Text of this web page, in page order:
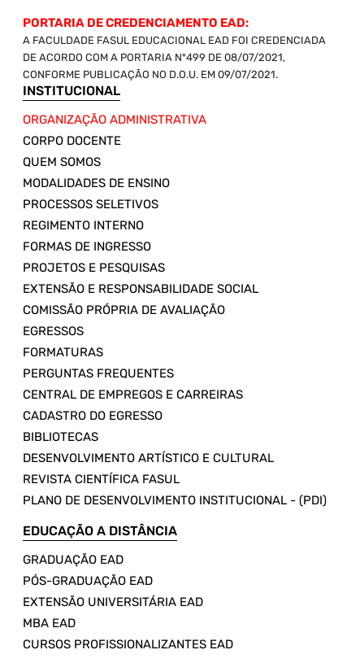
PORTARIA DE CREDENCIAMENTO EAD:
A FACULDADE FASUL EDUCACIONAL EAD FOI CREDENCIADA
DE ACORDO COM A PORTARIA Nº499 DE 08/07/2021,
CONFORME PUBLICAÇÃO NO D.O.U. EM 09/07/2021.
INSTITUCIONAL
ORGANIZAÇÃO ADMINISTRATIVA
CORPO DOCENTE
QUEM SOMOS
MODALIDADES DE ENSINO
PROCESSOS SELETIVOS
REGIMENTO INTERNO
FORMAS DE INGRESSO
PROJETOS E PESQUISAS
EXTENSÃO E RESPONSABILIDADE SOCIAL
COMISSÃO PRÓPRIA DE AVALIAÇÃO
EGRESSOS
FORMATURAS
PERGUNTAS FREQUENTES
CENTRAL DE EMPREGOS E CARREIRAS
CADASTRO DO EGRESSO
BIBLIOTECAS
DESENVOLVIMENTO ARTÍSTICO E CULTURAL
REVISTA CIENTÍFICA FASUL
PLANO DE DESENVOLVIMENTO INSTITUCIONAL - (PDI)
EDUCAÇÃO A DISTÂNCIA
GRADUAÇÃO EAD
PÓS-GRADUAÇÃO EAD
EXTENSÃO UNIVERSITÁRIA EAD
MBA EAD
CURSOS PROFISSIONALIZANTES EAD